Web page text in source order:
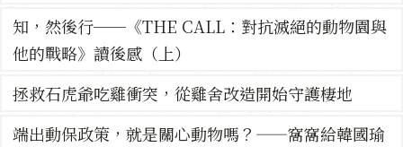
知，然後行──《THE CALL：對抗滅絕的動物園與
他的戰略》讀後感（上）
拯救石虎爺吃雞衝突，從雞舍改造開始守護棲地
端出動保政策，就是關心動物嗎？——窩窩給韓國瑜